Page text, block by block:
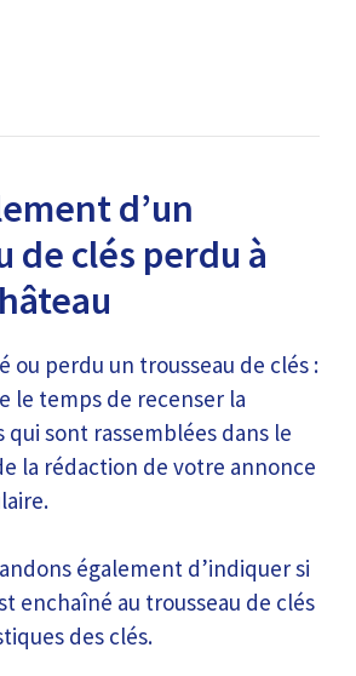
d’un
de clés perdu à
ou perdu un trousseau de clés :
le temps de recenser la
sont rassemblées dans le
la rédaction de votre annonce
également d’indiquer si
enchaîné au trousseau de clés
des clés.